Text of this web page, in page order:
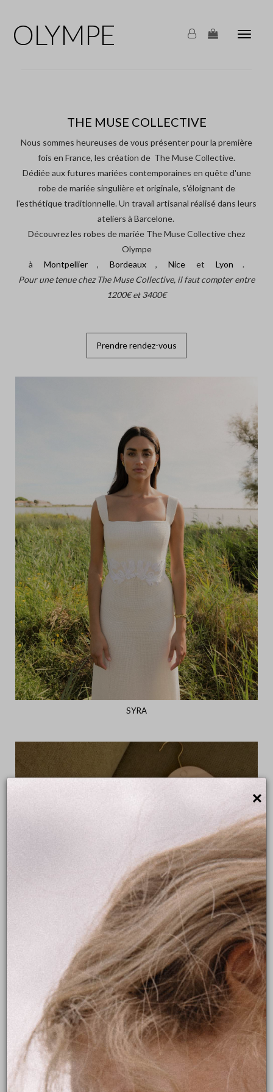
×
Olympe
OLYMPE
THE MUSE COLLECTIVE
Nous sommes heureuses de vous présenter pour la première
fois en France, les création de The Muse Collective.
Dédiée aux futures mariées contemporaines en quête d'une
robe de mariée singulière et originale, s'éloignant de
l'esthétique traditionnelle. Un travail artisanal réalisé dans leurs
ateliers à Barcelone.
Découvrez les robes de mariée The Muse Collective chez
Olympe
à
Montpellier , Bordeaux , Nice et Lyon
.
Pour une tenue chez The Muse Collective, il faut compter entre
1200€ et 3400€
Prendre rendez-vous
SYRA
BOLÉRO TEA